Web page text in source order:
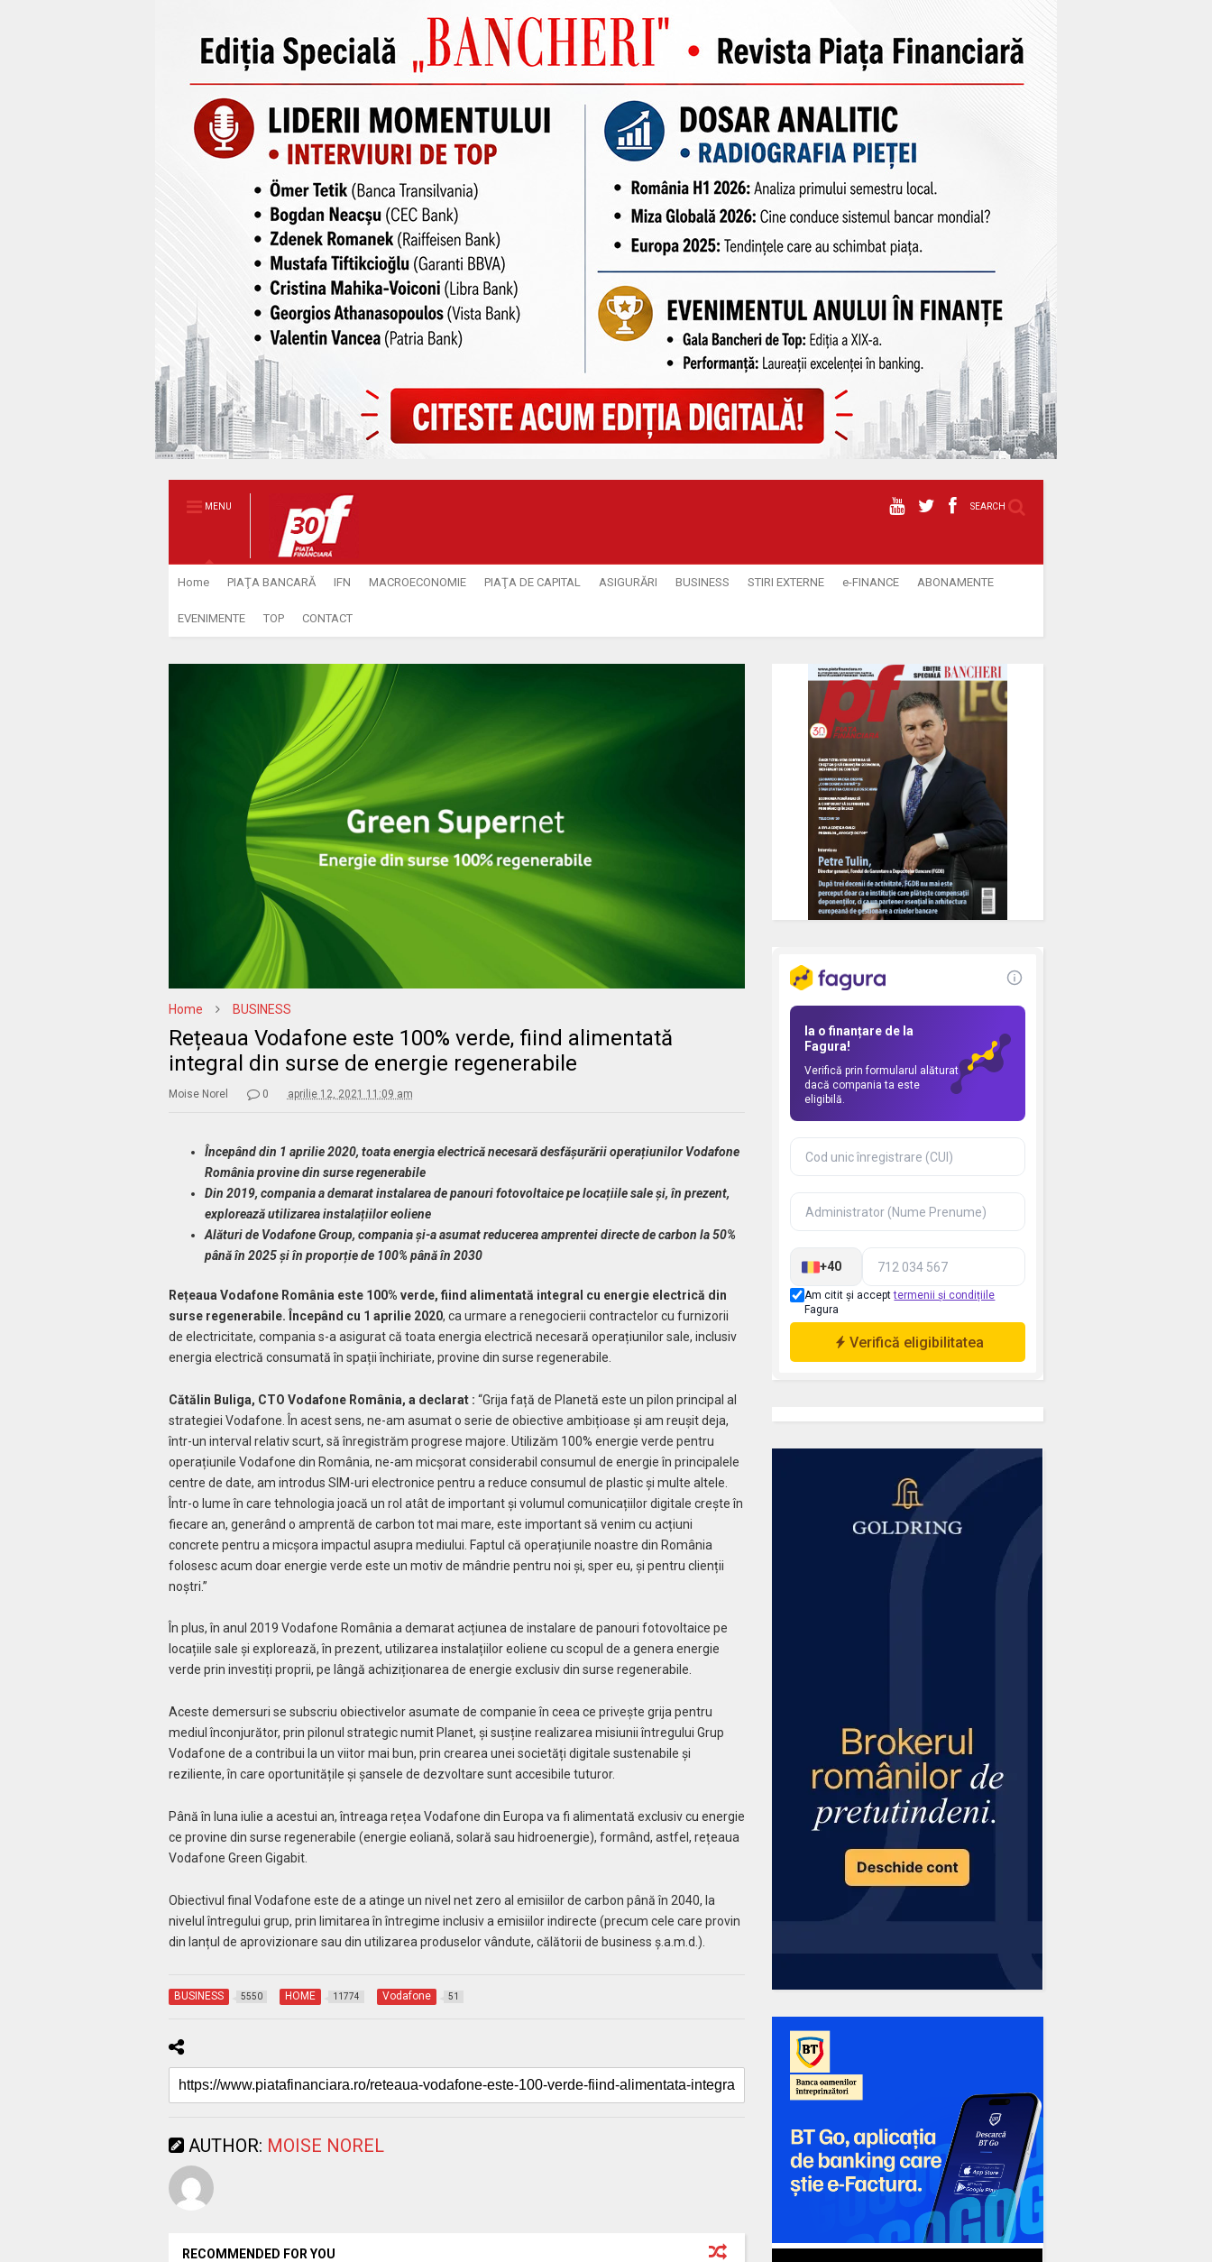
MENU SEARCH
Home PIAŢA BANCARĂ IFN MACROECONOMIE PIAŢA DE CAPITAL ASIGURĂRI BUSINESS STIRI EXTERNE e-FINANCE ABONAMENTE
EVENIMENTE TOP CONTACT
Home BUSINESS
Rețeaua Vodafone este 100% verde, fiind alimentată
integral din surse de energie regenerabile
Moise Norel 0 aprilie 12, 2021 11:09 am
Începând din 1 aprilie 2020, toata energia electrică necesară desfășurării operațiunilor Vodafone
România provine din surse regenerabile
Din 2019, companiaa demarat instalarea de panouri fotovoltaice pe locațiile sale și, în prezent,
explorează utilizarea instalațiilor eoliene
Alături de Vodafone Group, compania și-a asumat reducerea amprentei directe de carbon la 50%
până în 2025 și în proporție de 100% până în 2030
Rețeaua Vodafone România este 100% verde, fiind alimentată integral cu energie electrică din
surse regenerabile. Începând cu 1 aprilie 2020, ca urmare a renegocierii contractelor cu furnizorii
de electricitate, compania s-a asigurat că toata energia electrică necesară operațiunilor sale, inclusiv
energia electrică consumată în spații închiriate, provine din surse regenerabile.
Cătălin Buliga, CTO Vodafone România, a declarat : “Grija față de Planetă este un pilon principal al
strategiei Vodafone. În acest sens, ne-am asumat o serie de obiective ambițioase și am reușit deja,
într-un interval relativ scurt, să înregistrăm progrese majore. Utilizăm 100% energie verde pentru
operațiunile Vodafone din România, ne-am micșorat considerabil consumul de energie în principalele
centre de date, am introdus SIM-uri electronice pentru a reduce consumul de plastic și multe altele.
Într-o lume în care tehnologia joacă un rol atât de important și volumul comunicațiilor digitale crește în
fiecare an, generând o amprentă de carbon tot mai mare, este important să venim cu acțiuni
concrete pentru a micșora impactul asupra mediului. Faptul că operațiunile noastre din România
folosesc acum doar energie verde este un motiv de mândrie pentru noi și, sper eu, și pentru clienții
noștri.”
În plus, în anul 2019 Vodafone România a demarat acțiunea de instalare de panouri fotovoltaice pe
locațiile sale și explorează, în prezent, utilizarea instalațiilor eoliene cu scopul de a genera energie
verde prin investiți proprii, pe lângă achiziționarea de energie exclusiv din surse regenerabile.
Aceste demersuri se subscriu obiectivelor asumate de companie în ceea ce privește grija pentru
mediul înconjurător, prin pilonul strategic numit Planet, și susține realizarea misiunii întregului Grup
Vodafone de a contribui la un viitor mai bun, prin crearea unei societăți digitale sustenabile și
reziliente, în care oportunitățile și șansele de dezvoltare sunt accesibile tuturor.
Până în luna iulie a acestui an, întreaga rețea Vodafone din Europa va fi alimentată exclusiv cu energie
ce provine din surse regenerabile (energie eoliană, solară sau hidroenergie), formând, astfel, rețeaua
Vodafone Green Gigabit.
Obiectivul final Vodafone este de a atinge un nivel net zero al emisiilor de carbon până în 2040, la
nivelul întregului grup, prin limitarea în întregime inclusiv a emisiilor indirecte (precum cele care provin
din lanțul de aprovizionare sau din utilizarea produselor vândute, călătorii de business ș.a.m.d.).
BUSINESS 5550 HOME 11774 Vodafone 51
AUTHOR: MOISE NOREL
RECOMMENDED FOR YOU